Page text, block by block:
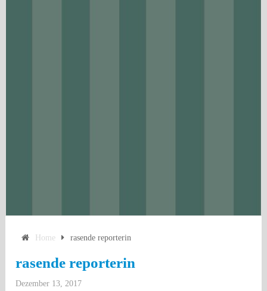
Home rasende reporterin
rasende reporterin
Dezember 13, 2017